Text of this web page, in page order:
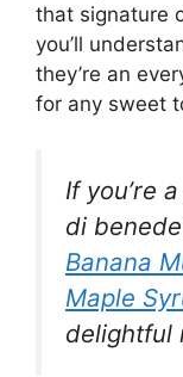
that signature
you’ll
they’re an
for any sweet
If you’re
di
Banana
Maple
delightful